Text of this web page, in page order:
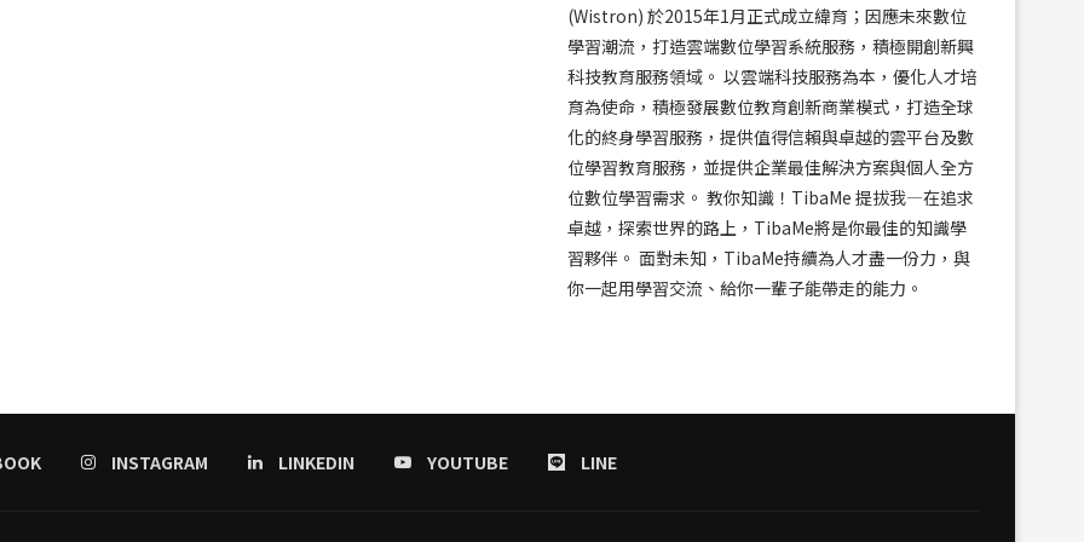
(Wistron) 於2015年1月正式成立緯育；因應未來數位
學習潮流，打造雲端數位學習系統服務，積極開創新興
科技教育服務領域。 以雲端科技服務為本，優化人才培
育為使命，積極發展數位教育創新商業模式，打造全球
化的終身學習服務，提供值得信賴與卓越的雲平台及數
位學習教育服務，並提供企業最佳解決方案與個人全方
位數位學習需求。 教你知識！TibaMe 提拔我—在追求
卓越，探索世界的路上，TibaMe將是你最佳的知識學
習夥伴。 面對未知，TibaMe持續為人才盡一份力，與
你一起用學習交流、給你一輩子能帶走的能力。
INSTAGRAM LINKEDIN YOUTUBE LINE